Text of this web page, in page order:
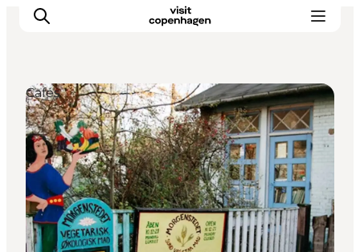
Aktivitäten
Essen und Trinken
Planen
Cafés